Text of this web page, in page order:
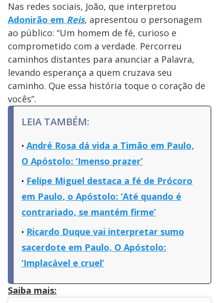
Nas redes sociais, João, que interpretou
Adonirão em Reis, apresentou o personagem
ao público: “Um homem de fé, curioso e
comprometido com a verdade. Percorreu
caminhos distantes para anunciar a Palavra,
levando esperança a quem cruzava seu
caminho. Que essa história toque o coração de
vocês”.
LEIA TAMBÉM:
André Rosa dá vida a Timão em Paulo,
O Apóstolo: ‘Imenso prazer’
Felipe Miguel destaca a fé de Prócoro
em Paulo, o Apóstolo: ‘Até quando é
contrariado, se mantém firme’
Ricardo Duque vai interpretar sumo
sacerdote em Paulo, O Apóstolo:
‘Implacável e cruel’
Saiba mais: